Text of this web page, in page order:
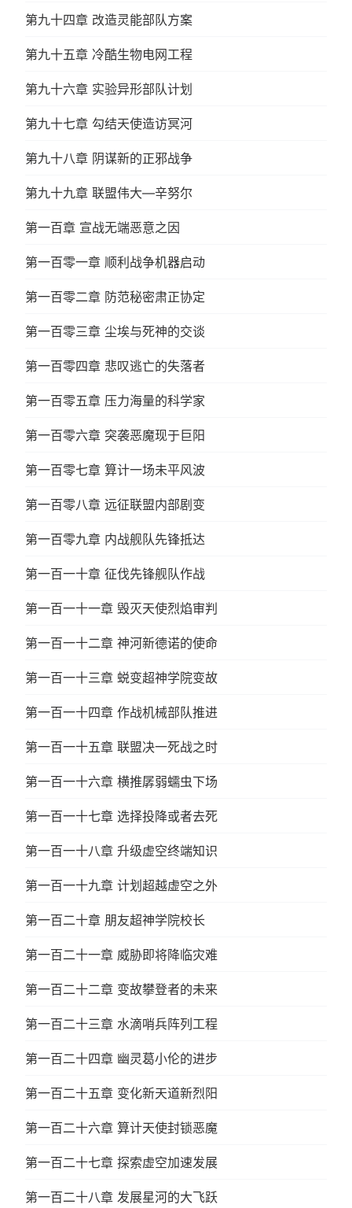
第九十四章 改造灵能部队方案
第九十五章 冷酷生物电网工程
第九十六章 实验异形部队计划
第九十七章 勾结天使造访冥河
第九十八章 阴谋新的正邪战争
第九十九章 联盟伟大—辛努尔
第一百章 宣战无端恶意之因
第一百零一章 顺利战争机器启动
第一百零二章 防范秘密肃正协定
第一百零三章 尘埃与死神的交谈
第一百零四章 悲叹逃亡的失落者
第一百零五章 压力海量的科学家
第一百零六章 突袭恶魔现于巨阳
第一百零七章 算计一场未平风波
第一百零八章 远征联盟内部剧变
第一百零九章 内战舰队先锋抵达
第一百一十章 征伐先锋舰队作战
第一百一十一章 毁灭天使烈焰审判
第一百一十二章 神河新德诺的使命
第一百一十三章 蜕变超神学院变故
第一百一十四章 作战机械部队推进
第一百一十五章 联盟决一死战之时
第一百一十六章 横推孱弱蠕虫下场
第一百一十七章 选择投降或者去死
第一百一十八章 升级虚空终端知识
第一百一十九章 计划超越虚空之外
第一百二十章 朋友超神学院校长
第一百二十一章 威胁即将降临灾难
第一百二十二章 变故攀登者的未来
第一百二十三章 水滴哨兵阵列工程
第一百二十四章 幽灵葛小伦的进步
第一百二十五章 变化新天道新烈阳
第一百二十六章 算计天使封锁恶魔
第一百二十七章 探索虚空加速发展
第一百二十八章 发展星河的大飞跃